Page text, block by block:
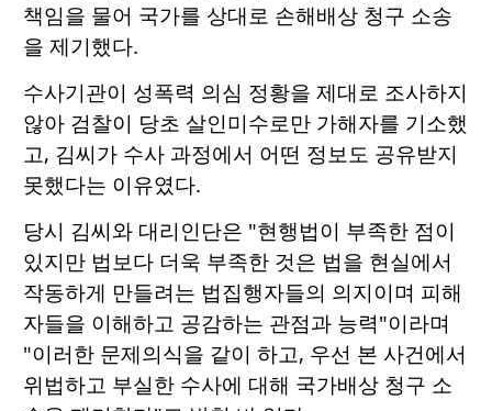
책임을 물어 국가를 상대로 손해배상 청구 소송
을 제기했다.
수사기관이 성폭력 의심 정황을 제대로 조사하지
않아 검찰이 당초 살인미수로만 가해자를 기소했
고, 김씨가 수사 과정에서 어떤 정보도 공유받지
못했다는 이유였다.
당시 김씨와 대리인단은 "현행법이 부족한 점이
있지만 법보다 더욱 부족한 것은 법을 현실에서
작동하게 만들려는 법집행자들의 의지이며 피해
자들을 이해하고 공감하는 관점과 능력"이라며
"이러한 문제의식을 같이 하고, 우선 본 사건에서
위법하고 부실한 수사에 대해 국가배상 청구 소